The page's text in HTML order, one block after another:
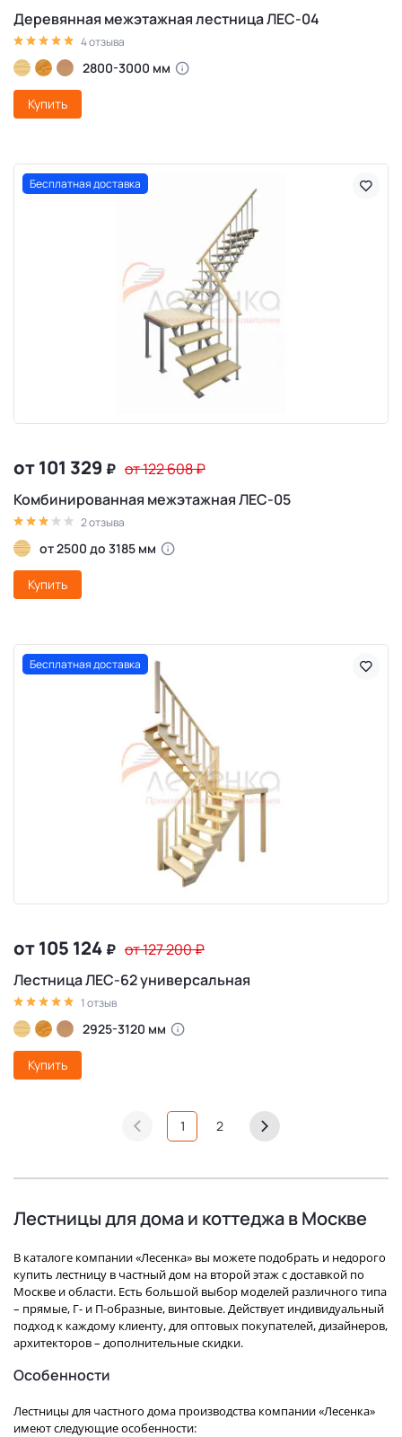
Деревянная межэтажная лестница ЛЕС-04
4 отзыва
2800-3000 мм
Купить
Бесплатная доставка
от 101 329 ₽ от 122 608₽
Комбинированная межэтажная ЛЕС-05
2 отзыва
от 2500 до 3185 мм
Купить
Бесплатная доставка
от 105 124 ₽ от 127 200₽
Лестница ЛЕС-62 универсальная
1 отзыв
2925-3120 мм
Купить
1 2
Лестницы для дома и коттеджа в Москве
В каталоге компании «Лесенка» вы можете подобрать и недорого
купить лестницу в частный дом на второй этаж с доставкой по
Москве и области. Есть большой выбор моделей различного типа
– прямые, Г- и П-образные, винтовые. Действует индивидуальный
подход к каждому клиенту, для оптовых покупателей, дизайнеров,
архитекторов – дополнительные скидки.
Особенности
Лестницы для частного дома производства компании «Лесенка»
имеют следующие особенности: